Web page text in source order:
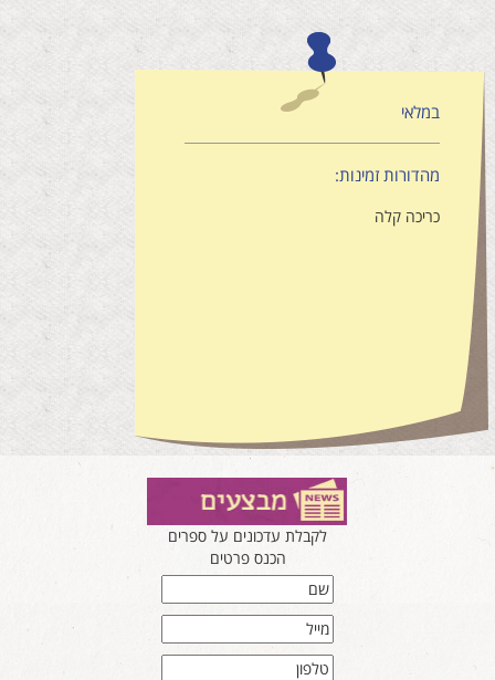
במלאי
מהדורות זמינות:
כריכה קלה
לקבלת עדכונים על ספרים
הכנס פרטים